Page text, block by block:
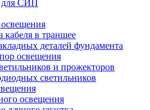
для СИП
кабеля в траншее
деталей фундамента
освещения
и прожекторов
светильников
освещения